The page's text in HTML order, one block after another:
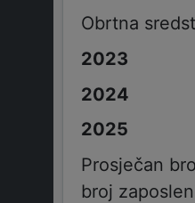
Obrtna
Prosječan
broj